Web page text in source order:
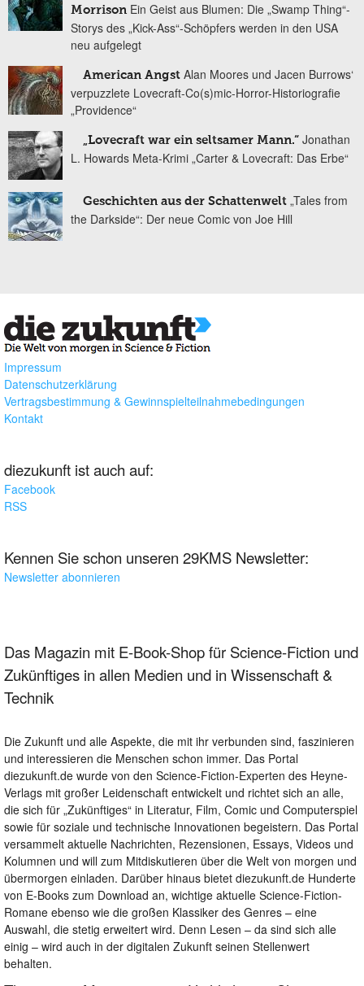
Morrison Ein Geist aus Blumen: Die „Swamp Thing“-
Storys des „Kick-Ass“-Schöpfers werden in den USA
neu aufgelegt
American Angst Alan Moores und Jacen Burrows‘
verpuzzlete Lovecraft-Co(s)mic-Horror-Historiografie
„Providence“
„Lovecraft war ein seltsamer Mann.“ Jonathan
L. Howards Meta-Krimi „Carter & Lovecraft: Das Erbe“
Geschichten aus der Schattenwelt „Tales from
the Darkside“: Der neue Comic von Joe Hill
Impressum
Datenschutzerklärung
Vertragsbestimmung & Gewinnspielteilnahmebedingungen
Kontakt
diezukunft ist auch auf:
Facebook
RSS
Kennen Sie schon unseren 29KMS Newsletter:
Newsletter abonnieren
Das Magazin mit E-Book-Shop für Science-Fiction und
Zukünftiges in allen Medien und in Wissenschaft &
Technik
Die Zukunft und alle Aspekte, die mit ihr verbunden sind, faszinieren
und interessieren die Menschen schon immer. Das Portal
diezukunft.de wurde von den Science-Fiction-Experten des Heyne-
Verlags mit großer Leidenschaft entwickelt und richtet sich an alle,
die sich für „Zukünftiges“ in Literatur, Film, Comic und Computerspiel
sowie für soziale und technische Innovationen begeistern. Das Portal
versammelt aktuelle Nachrichten, Rezensionen, Essays, Videos und
Kolumnen und will zum Mitdiskutieren über die Welt von morgen und
übermorgen einladen. Darüber hinaus bietet diezukunft.de Hunderte
von E-Books zum Download an, wichtige aktuelle Science-Fiction-
Romane ebenso wie die großen Klassiker des Genres – eine
Auswahl, die stetig erweitert wird. Denn Lesen – da sind sich alle
einig – wird auch in der digitalen Zukunft seinen Stellenwert
behalten.